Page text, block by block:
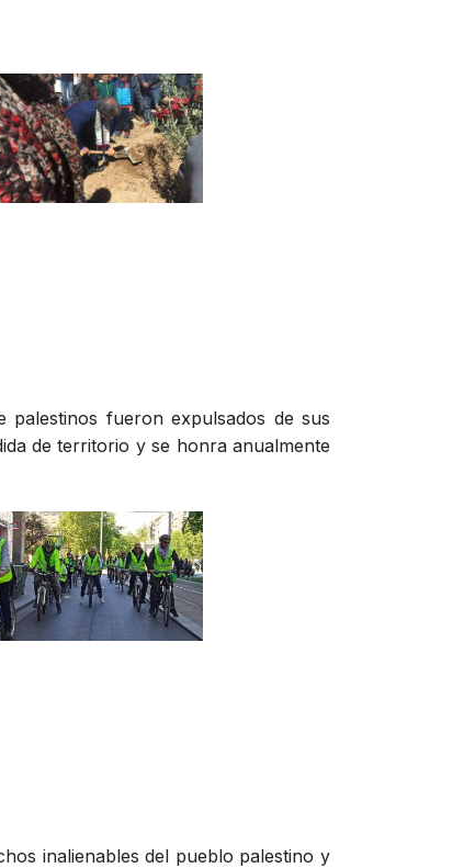
fueron expulsados de sus
de territorio y se honra anualmente
inalienables del pueblo palestino y